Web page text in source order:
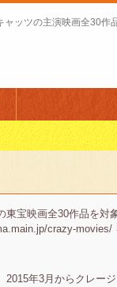
ャッツの主演映画全30作
宝映画全30作品を対
crazy-movies/
2015年3月からクレー